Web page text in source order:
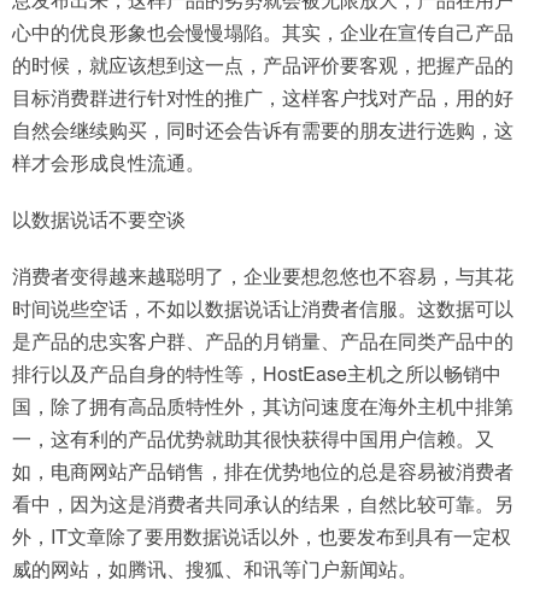
心中的优良形象也会慢慢塌陷。其实，企业在宣传自己产品
的时候，就应该想到这一点，产品评价要客观，把握产品的
目标消费群进行针对性的推广，这样客户找对产品，用的好
自然会继续购买，同时还会告诉有需要的朋友进行选购，这
样才会形成良性流通。
以数据说话不要空谈
消费者变得越来越聪明了，企业要想忽悠也不容易，与其花
时间说些空话，不如以数据说话让消费者信服。这数据可以
是产品的忠实客户群、产品的月销量、产品在同类产品中的
排行以及产品自身的特性等，HostEase主机之所以畅销中
国，除了拥有高品质特性外，其访问速度在海外主机中排第
一，这有利的产品优势就助其很快获得中国用户信赖。又
如，电商网站产品销售，排在优势地位的总是容易被消费者
看中，因为这是消费者共同承认的结果，自然比较可靠。另
外，IT文章除了要用数据说话以外，也要发布到具有一定权
威的网站，如腾讯、搜狐、和讯等门户新闻站。